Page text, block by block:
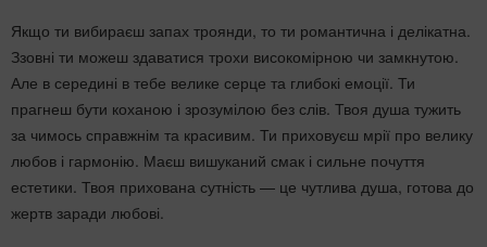
Якщо ти вибираєш запах троянди, то ти романтична і делікатна.
Ззовні ти можеш здаватися трохи високомірною чи замкнутою.
Але в середині в тебе велике серце та глибокі емоції. Ти
прагнеш бути коханою і зрозумілою без слів. Твоя душа тужить
за чимось справжнім та красивим. Ти приховуєш мрії про велику
любов і гармонію. Маєш вишуканий смак і сильне почуття
естетики. Твоя прихована сутність — це чутлива душа, готова до
жертв заради любові.